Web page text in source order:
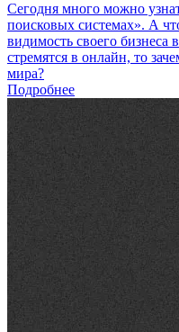
Сегодня много можно
поисковых системах». А
видимость своего бизнеса
стремятся в онлайн, то
мира?
Подробнее